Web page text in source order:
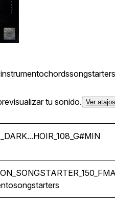
chordssongstarters
tu sonido. Ver
songstarters